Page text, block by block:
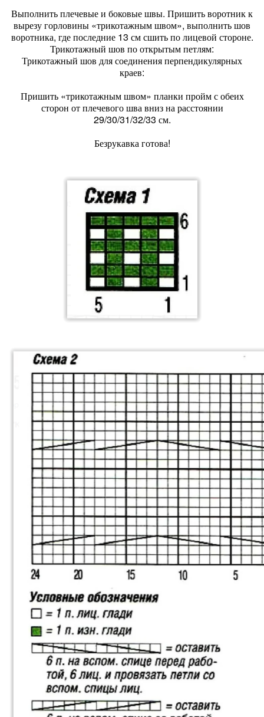
Выполнить плечевые и боковые швы. Пришить воротник к
вырезу горловины «трикотажным швом», выполнить шов
воротника, где последние 13 см сшить по лицевой стороне.
Трикотажный шов по открытым петлям:
Трикотажный шов для соединения перпендикулярных
краев:
Пришить «трикотажным швом» планки пройм с обеих
сторон от плечевого шва вниз на расстоянии
29/30/31/32/33 см.
Безрукавка готова!